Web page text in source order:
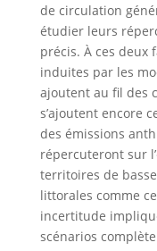
de circulation
étudier leurs
précis. À ces deux
induites par les
ajoutent au fil des
s’ajoutent encore
des émissions
répercuteront sur
territoires de
littorales comme
incertitude
scénarios